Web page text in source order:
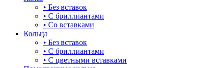
драконы и змеи
другие религии
животный мир
жучки и букашки
• Без вставок
• С бриллиантами
• Со вставками
Кольца
• Без вставок
• С бриллиантами
• С цветными вставками